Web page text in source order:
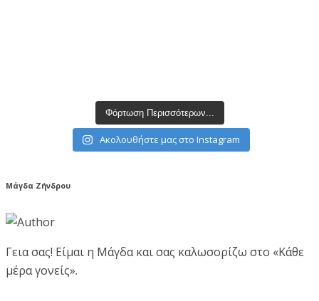
Φόρτωση Περισσότερων...
Ακολουθήστε μας στο Instagram
Μάγδα Ζήνδρου
Γεια σας! Είμαι η Μάγδα και σας καλωσορίζω στο «Κάθε
μέρα γονείς».